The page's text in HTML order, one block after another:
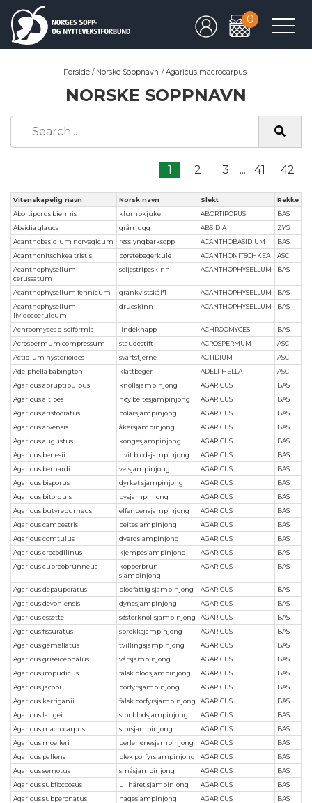
0
Forside / Norske Soppnavn / Agaricus macrocarpus
NORSKE SOPPNAVN
1 2 3 ... 41 42
Vitenskapelig navn Norsk navn Slekt
Rekke
Abortiporus biennis
klumpkjuke ABORTIPORUS
BAS
Absidia glauca
gråmugg ABSIDIA
ZYG
Acanthobasidium norvegicum
røsslyngbarksopp ACANTHOBASIDIUM
BAS
Acanthonitschkea tristis
børstebegerkule ACANTHONITSCHKEA
ASC
Acanthophysellum
cerussatum
seljestripeskinn ACANTHOPHYSELLUM BAS
Acanthophysellum fennicum grankvistskål*1 ACANTHOPHYSELLUM
BAS
Acanthophysellum
lividocoeruleum
drueskinn ACANTHOPHYSELLUM BAS
Achroomyces disciformis lindeknapp ACHROOMYCES
BAS
Acrospermum compressum
staudestift ACROSPERMUM
ASC
Actidium hysterioides
svartstjerne ACTIDIUM
ASC
Adelphella babingtonii
klattbeger ADELPHELLA
ASC
Agaricus abruptibulbus
knollsjampinjong AGARICUS
BAS
Agaricus altipes
høy beitesjampinjong AGARICUS
BAS
Agaricus aristocratus
polarsjampinjong AGARICUS
BAS
Agaricus arvensis
åkersjampinjong AGARICUS
BAS
Agaricus augustus
kongesjampinjong AGARICUS
BAS
Agaricus benesii
hvit blodsjampinjong AGARICUS
BAS
Agaricus bernardi
veisjampinjong AGARICUS
BAS
Agaricus bisporus
dyrket sjampinjong AGARICUS
BAS
Agaricus bitorquis
bysjampinjong AGARICUS
BAS
Agaricus butyreburneus
elfenbensjampinjong AGARICUS
BAS
Agaricus campestris
beitesjampinjong AGARICUS
BAS
Agaricus comtulus
dvergsjampinjong AGARICUS
BAS
Agaricus crocodilinus
kjempesjampinjong AGARICUS
BAS
Agaricus cupreobrunneus
kopperbrun
sjampinjong
AGARICUS BAS
Agaricus depauperatus blodfattig sjampinjong AGARICUS
BAS
Agaricus devoniensis
dynesjampinjong AGARICUS
BAS
Agaricus essettei
søsterknollsjampinjong AGARICUS
BAS
Agaricus fissuratus
sprekksjampinjong AGARICUS
BAS
Agaricus gemellatus
tvillingsjampinjong AGARICUS
BAS
Agaricus griseicephalus
vårsjampinjong AGARICUS
BAS
Agaricus impudicus
falsk blodsjampinjong AGARICUS
BAS
Agaricus jacobi
porfyrsjampinjong AGARICUS
BAS
Agaricus kerriganii
falsk porfyrsjampinjong AGARICUS
BAS
Agaricus langei
stor blodsjampinjong AGARICUS
BAS
Agaricus macrocarpus
storsjampinjong AGARICUS
BAS
Agaricus moelleri
perlehønesjampinjong AGARICUS
BAS
Agaricus pallens
blek porfyrsjampinjong AGARICUS
BAS
Agaricus semotus
småsjampinjong AGARICUS
BAS
Agaricus subfloccosus
ullhåret sjampinjong AGARICUS
BAS
Agaricus subperonatus
hagesjampinjong AGARICUS
BAS